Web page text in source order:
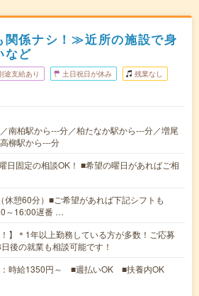
係ナシ！≫近所の施設で身
など
途支給あり 土日祝日が休み 残業なし
南柏駅から---分／柏たなか駅から---分／増尾
柳駅から---分
日固定の相談OK！ ■希望の曜日があればご相
休憩60分）■ご希望があれば下記シフトも
～16:00遅番 …
！】＊1年以上勤務している方が多数！ご応募
後の就業も相談可能です！
：時給1350円～ ■週払いOK ■扶養内OK